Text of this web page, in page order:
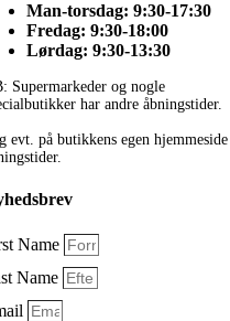
Man-torsdag: 9:30-17:30
Fredag: 9:30-18:00
Lørdag: 9:30-13:30
Supermarkeder og nogle
har andre åbningstider.
evt. på butikkens egen
Name
Name